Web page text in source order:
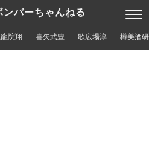
ンバーちゃんねる
龍院翔 喜矢武豊 歌広場淳 樽美酒